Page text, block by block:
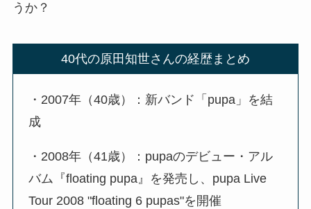
うか？
40代の原田知世さんの経歴まとめ
・2007年（40歳）：新バンド「pupa」を結
成
・2008年（41歳）：pupaのデビュー・アル
バム『floating pupa』を発売し、pupa Live
Tour 2008 "floating 6 pupas"を開催